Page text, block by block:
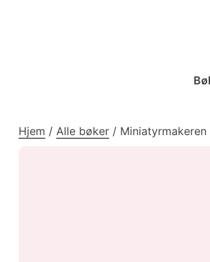
Hjem / Alle bøker / Miniatyrmakeren